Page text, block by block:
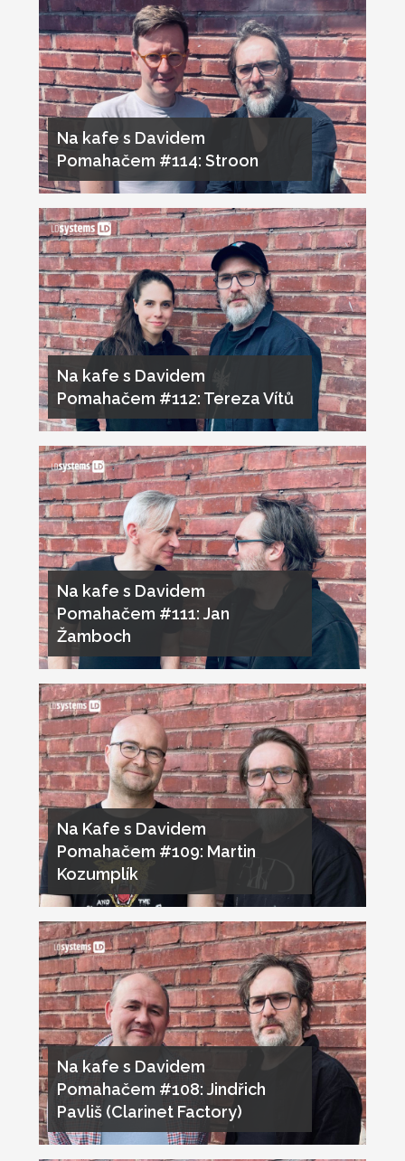
Na kafe s Davidem
Pomahačem #114: Stroon
Na kafe s Davidem
Pomahačem #112: Tereza Vítů
Na kafe s Davidem
Pomahačem #111: Jan
Žamboch
Na Kafe s Davidem
Pomahačem #109: Martin
Kozumplík
Na kafe s Davidem
Pomahačem #108: Jindřich
Pavliš (Clarinet Factory)